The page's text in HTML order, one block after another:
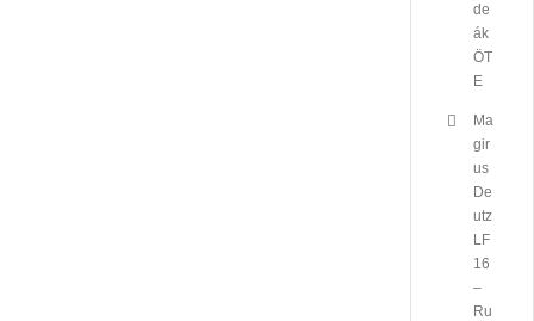
de
ák
ÖT
E
Ma
gir
us
De
utz
LF
16
–
Ru